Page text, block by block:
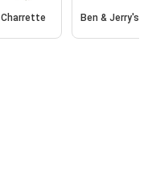
Charrette Ben & Jerry's